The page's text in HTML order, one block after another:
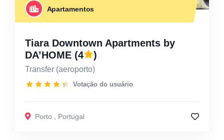
Apartamentos
Tiara Downtown Apartments by
DA’HOME (4 )
Transfer (aeroporto)
Votação do usuário
Porto , Portugal